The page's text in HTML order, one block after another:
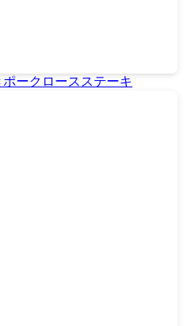
ークロースステーキ